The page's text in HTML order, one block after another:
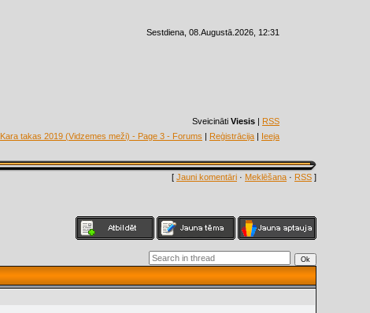
Sestdiena, 08.Augustā.2026, 12:31
Sveicināti Viesis | RSS
Kara takas 2019 (Vidzemes meži) - Page 3 - Forums | Reģistrācija | Ieeja
[ Jauni komentāri · Meklēšana · RSS ]